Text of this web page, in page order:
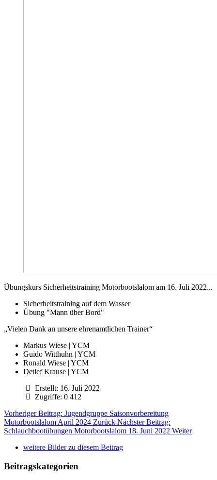
Übungskurs Sicherheitstraining Motorbootslalom am 16. Juli 2022...
Sicherheitstraining auf dem Wasser
Übung "Mann über Bord"
„Vielen Dank an unsere ehrenamtlichen Trainer“
Markus Wiese | YCM
Guido Witthuhn | YCM
Ronald Wiese | YCM
Detlef Krause | YCM
Erstellt: 16. Juli 2022
Zugriffe: 0 412
Vorheriger Beitrag: Jugendgruppe Saisonvorbereitung
Motorbootslalom April 2024 Zurück Nächster Beitrag:
Schlauchbootübungen Motorbootslalom 18. Juni 2022 Weiter
weitere Bilder zu diesem Beitrag
Beitragskategorien